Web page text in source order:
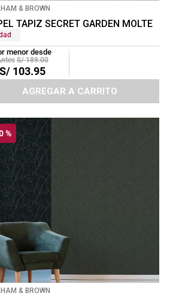
MTS PALE GOLD
& BROWN
TAPIZ SECRET GARDEN MOLTEN
menor desde
S/ 189.00
S/ 103.95
AGREGAR A CARRITO
%
& BROWN